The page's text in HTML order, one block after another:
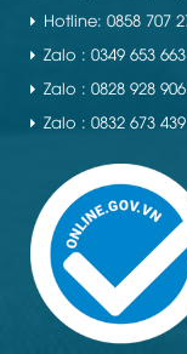
Hotline: 0858 707
Zalo : 0349 653 663
Zalo : 0828 928 906
Zalo : 0832 673 439